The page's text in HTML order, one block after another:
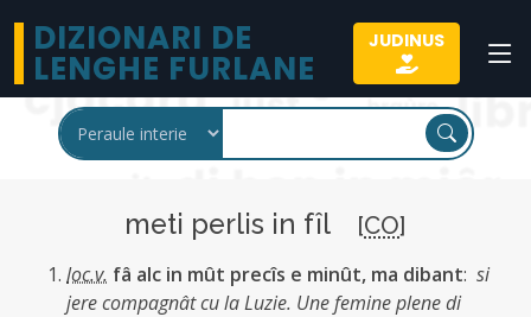
DIZIONARI DE
LENGHE FURLANE
JUDINUS
meti perlis in fîl [CO]
loc.v. fâ alc in mût precîs e minût, ma dibant: si
jere compagnât cu la Luzie. Une femine plene di